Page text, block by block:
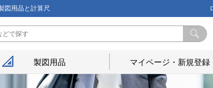
図用品と計算尺
製図用品 マイページ・新規登録